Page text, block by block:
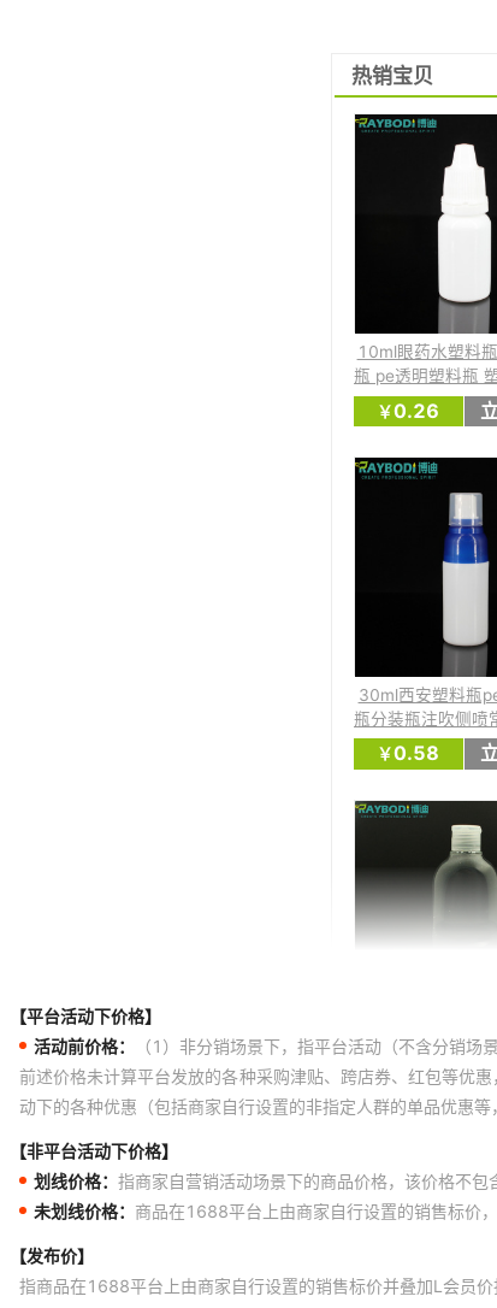
【平台活动下价格】
活动前价格：
（1）非分销场景下，指平台活动（不含分销
前述价格未计算平台发放的各种采购津贴、跨店券、红包等优
动下的各种优惠（包括商家自行设置的非指定人群的单品优惠
【非平台活动下价格】
划线价格： 指商家自营销活动场景下的商品价格，该价格不
未划线价格： 商品在1688平台上由商家自行设置的销售标价
【发布价】
指商品在1688平台上由商家自行设置的销售标价并叠加L会员价